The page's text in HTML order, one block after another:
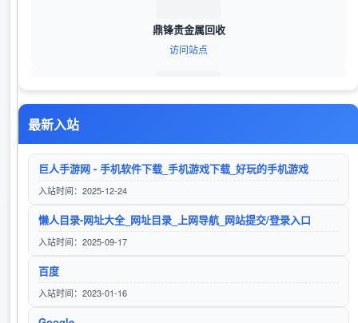
鼎锋贵金属回收
访问站点
Pharmalego试剂平台
最新入站
巨人手游网 - 手机软件下载_手机游戏下载_好玩的手机游戏
入站时间：2025-12-24
懒人目录-网址大全_网址目录_上网导航_网站提交/登录入口
入站时间：2025-09-17
百度
入站时间：2023-01-16